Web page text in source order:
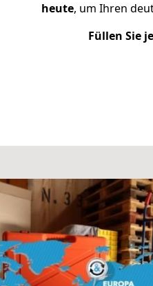
heute, um Ihren
Füllen Sie